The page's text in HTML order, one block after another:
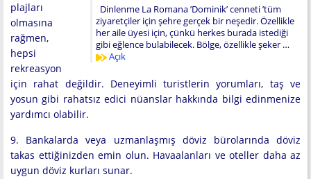
Dinlenme La Romana ’Dominik’ cenneti ’tüm
ziyaretçiler için şehre gerçek bir neşedir. Özellikle
her aile üyesi için, çünkü herkes burada istediği
gibi eğlence bulabilecek. Bölge, özellikle şeker …
Açık
plajları
olmasına
rağmen,
hepsi
rekreasyon
için rahat değildir. Deneyimli turistlerin yorumları, taş ve
yosun gibi rahatsız edici nüanslar hakkında bilgi edinmenize
yardımcı olabilir.
9. Bankalarda veya uzmanlaşmış döviz bürolarında döviz
takas ettiğinizden emin olun. Havaalanları ve oteller daha az
uygun döviz kurları sunar.